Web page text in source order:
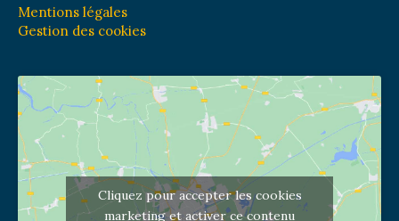
Mentions légales
Gestion des cookies
Cliquez pour accepter les cookies
marketing et activer ce contenu